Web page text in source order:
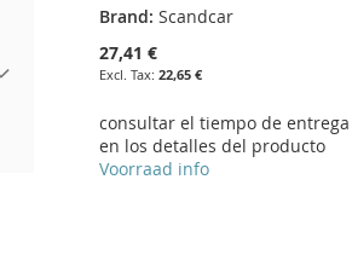
Brand: Scandcar
27,41 €
22,65 €
consultar el tiempo de entrega
en los detalles del producto
Voorraad info